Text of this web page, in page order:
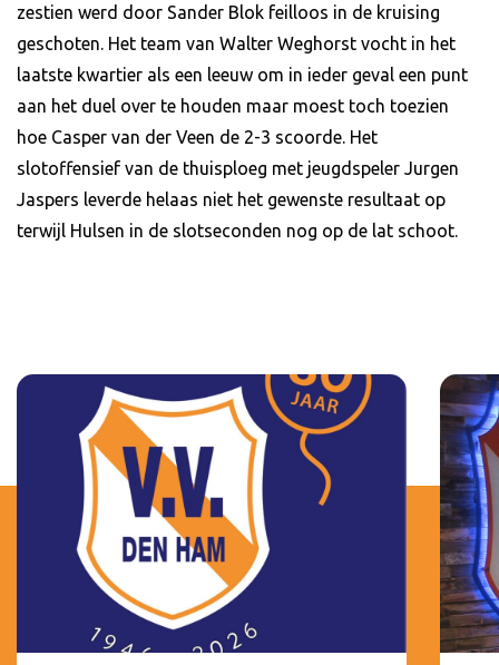
zestien werd door Sander Blok feilloos in de kruising
geschoten. Het team van Walter Weghorst vocht in het
laatste kwartier als een leeuw om in ieder geval een punt
aan het duel over te houden maar moest toch toezien
hoe Casper van der Veen de 2-3 scoorde. Het
slotoffensief van de thuisploeg met jeugdspeler Jurgen
Jaspers leverde helaas niet het gewenste resultaat op
terwijl Hulsen in de slotseconden nog op de lat schoot.